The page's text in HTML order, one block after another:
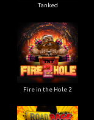
Tanked
Fire in the Hole 2